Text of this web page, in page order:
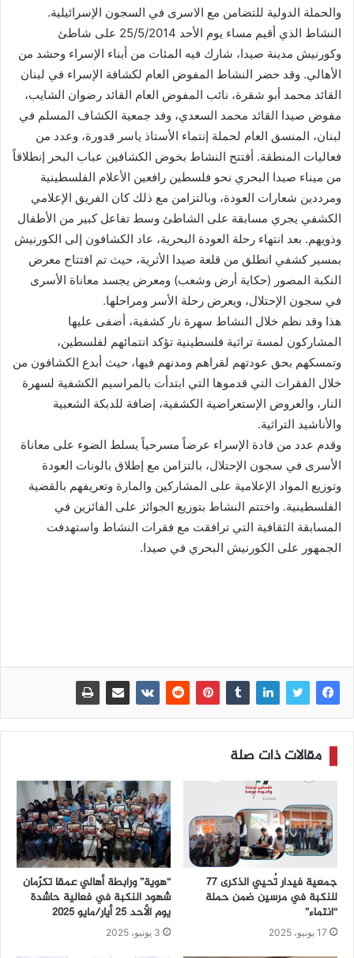
والحملة الدولية للتضامن مع الاسرى في السجون الإسرائيلية.
النشاط الذي أقيم مساء يوم الأحد 25/5/2014 على شاطئ
وكورنيش مدينة صيدا، شارك فيه المئات من أبناء الإسراء وحشد من
الأهالي. وقد حضر النشاط المفوض العام لكشافة الإسراء في لبنان
القائد محمد أبو شقرة، نائب المفوض العام القائد رضوان الشايب،
مفوض صيدا القائد محمد السعدي، وفد جمعية الكشاف المسلم في
لبنان، المنسق العام لحملة إنتماء الأستاذ ياسر قدورة، وعدد من
فعاليات المنطقة. أفتتح النشاط بخوض الكشافين عباب البحر إنطلاقاً
من ميناء صيدا البحري نحو فلسطين رافعين الأعلام الفلسطينية
ومرددين شعارات العودة، وبالتزامن مع ذلك كان الفريق الإعلامي
الكشفي يجري مسابقة على الشاطئ وسط تفاعل كبير من الأطفال
وذويهم. بعد انتهاء رحلة العودة البحرية، عاد الكشافون إلى الكورنيش
بمسير كشفي انطلق من قلعة صيدا الأثرية، حيث تم افتتاح معرض
النكبة المصور (حكاية أرض وشعب) ومعرض يجسد معاناة الأسرى
في سجون الإحتلال، ويعرض رحلة الأسر ومراحلها.
هذا وقد نظم خلال النشاط سهرة نار كشفية، أضفى عليها
المشاركون لمسة تراثية فلسطينية تؤكد انتمائهم لفلسطين،
وتمسكهم بحق عودتهم لقراهم ومدنهم فيها، حيث أبدع الكشافون من
خلال الفقرات التي قدموها التي ابتدأت بالمراسيم الكشفية لسهرة
النار، والعروض الإستعراضية الكشفية، إضافة للدبكة الشعبية
والأناشيد التراثية.
وقدم عدد من قادة الإسراء عرضاً مسرحياً يسلط الضوء على معاناة
الأسرى في سجون الإحتلال، بالتزامن مع إطلاق بالونات العودة
وتوزيع المواد الإعلامية على المشاركين والمارة وتعريفهم بالقضية
الفلسطينية. واختتم النشاط بتوزيع الجوائز على الفائزين في
المسابقة الثقافية التي ترافقت مع فقرات النشاط واستهدفت
الجمهور على الكورنيش البحري في صيدا.
مقالات ذات صلة
جمعية فيدار تُحيي الذكرى 77
للنكبة في مرسين ضمن حملة
“انتماء”
17 يونيو، 2025
“هوية” ورابطة أهالي عمقا تكرّمان
شهود النكبة في فعالية حاشدة
يوم الأحد 25 أيار/مايو 2025
3 يونيو، 2025